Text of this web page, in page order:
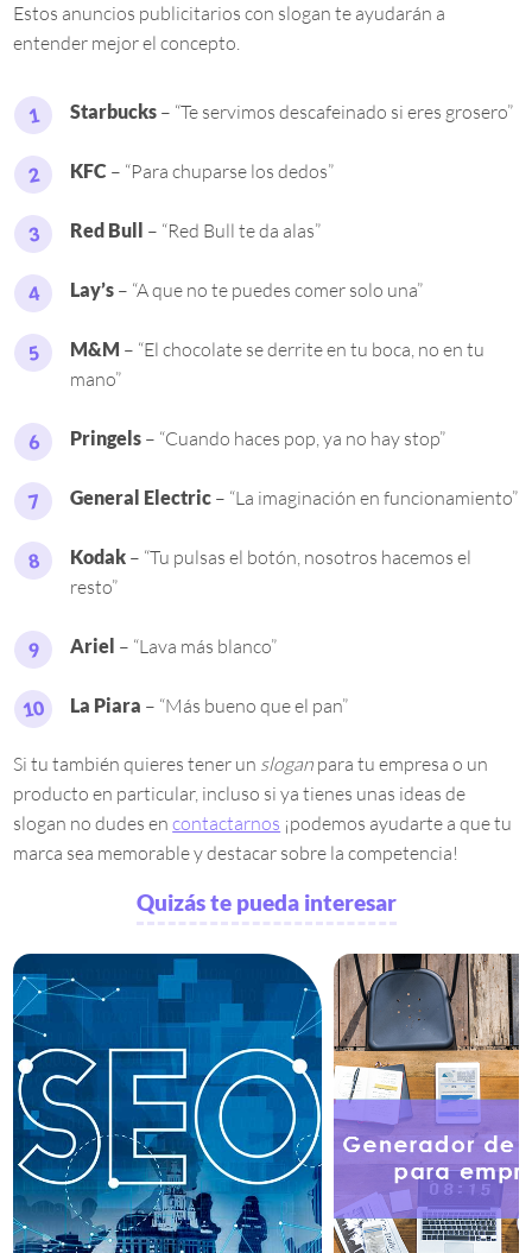
Estos anuncios publicitarios con slogan te ayudarán a
entender mejor el concepto.
Starbucks – “Te servimos descafeinado si eres grosero”
KFC – “Para chuparse los dedos”
Red Bull – “Red Bull te da alas”
Lay’s – “A que no te puedes comer solo una”
M&M – “El chocolate se derrite en tu boca, no en tu
mano”
Pringels – “Cuando haces pop, ya no hay stop”
General Electric – “La imaginación en funcionamiento”
Kodak – “Tu pulsas el botón, nosotros hacemos el
resto”
Ariel – “Lava más blanco”
La Piara – “Más bueno que el pan”
Si tu también quieres tener un slogan para tu empresa o un
producto en particular, incluso si ya tienes unas ideas de
slogan no dudes encontactarnos ¡podemos ayudarte a que tu
marca sea memorable y destacar sobre la competencia!
Quizás te pueda interesar